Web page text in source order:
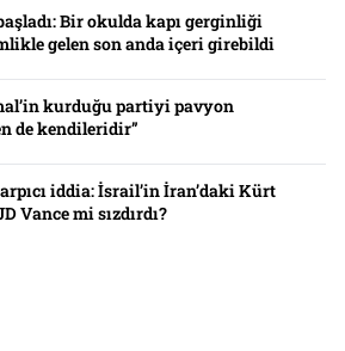
Bir okulda kapı gerginliği
gelen son anda içeri girebildi
kurduğu partiyi pavyon
de kendileridir”
iddia: İsrail’in İran’daki Kürt
Vance mi sızdırdı?